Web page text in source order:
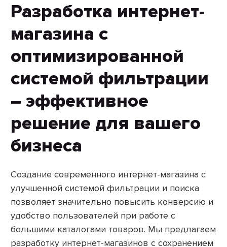
Разработка интернет-
магазина с
оптимизированной
системой фильтрации
– эффективное
решение для вашего
бизнеса
Создание современного интернет-магазина с
улучшенной системой фильтрации и поиска
позволяет значительно повысить конверсию и
удобство пользователей при работе с
большими каталогами товаров. Мы предлагаем
разработку интернет-магазинов с сохранением